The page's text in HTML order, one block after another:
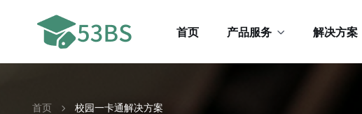
首页 产品服务 解决方案
首页 校园一卡通解决方案